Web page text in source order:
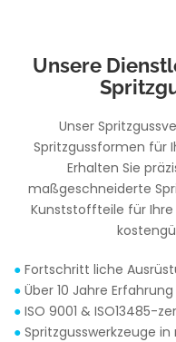
Unsere
Unser
Spritzgussformen für
Erhalten Sie
maßgeschneiderte
Kunststoffteile für
● Fortschritt liche
● Über 10 Jahre
● ISO 9001 & ISO13485-
● Spritzgusswerkzeuge